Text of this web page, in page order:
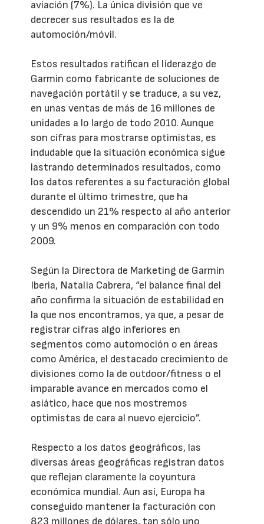
aviación (7%). La única división que ve
decrecer sus resultados es la de
automoción/móvil.
Estos resultados ratifican el liderazgo de
Garmin como fabricante de soluciones de
navegación portátil y se traduce, a su vez,
en unas ventas de más de 16 millones de
unidades a lo largo de todo 2010. Aunque
son cifras para mostrarse optimistas, es
indudable que la situación económica sigue
lastrando determinados resultados, como
los datos referentes a su facturación global
durante el último trimestre, que ha
descendido un 21% respecto al año anterior
y un 9% menos en comparación con todo
2009.
Según la Directora de Marketing de Garmin
Iberia, Natalia Cabrera, “el balance final del
año confirma la situación de estabilidad en
la que nos encontramos, ya que, a pesar de
registrar cifras algo inferiores en
segmentos como automoción o en áreas
como América, el destacado crecimiento de
divisiones como la de outdoor/fitness o el
imparable avance en mercados como el
asiático, hace que nos mostremos
optimistas de cara al nuevo ejercicio”.
Respecto a los datos geográficos, las
diversas áreas geográficas registran datos
que reflejan claramente la coyuntura
económica mundial. Aun así, Europa ha
conseguido mantener la facturación con
823 millones de dólares, tan sólo uno